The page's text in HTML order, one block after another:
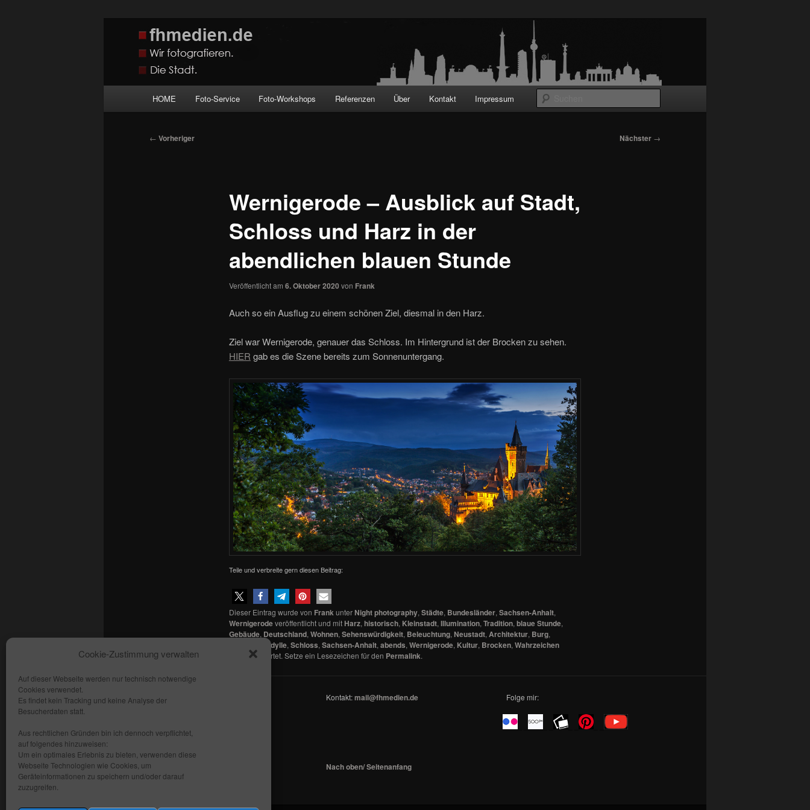
Cookie-Zustimmung verwalten
Auf dieser Webseite werden nur technisch notwendige
Cookies verwendet.
Es findet kein Tracking und keine Analyse der
Besucherdaten statt.
Aus rechtlichen Gründen bin ich dennoch verpflichtet,
auf folgendes hinzuweisen:
Um ein optimales Erlebnis zu bieten, verwenden diese
Webseite Technologien wie Cookies, um
Geräteinformationen zu speichern und/oder darauf
zuzugreifen.
fhmedien.de
Wir fotografieren die Hauptstadt!
HOME Foto-Service Foto-Workshops Referenzen Über Kontakt Impressum
Beitragsnavigation
← Vorheriger Nächster →
Wernigerode – Ausblick auf Stadt,
Schloss und Harz in der
abendlichen blauen Stunde
Veröffentlicht am 6. Oktober 2020 von Frank
Auch so ein Ausflug zu einem schönen Ziel, diesmal in den Harz.
Ziel war Wernigerode, genauer das Schloss. Im Hintergrund ist der Brocken zu sehen.
HIER gab es die Szene bereits zum Sonnenuntergang.
Teile und verbreite gern diesen Beitrag:
Dieser Eintrag wurde von Frankunter Night photography, Städte, Bundesländer, Sachsen-Anhalt,
Wernigerodeveröffentlicht und mit Harz, historisch, Kleinstadt, Illumination, Tradition, blaue Stunde,
Gebäude, Deutschland, Wohnen, Sehenswürdigkeit, Beleuchtung, Neustadt, Architektur, Burg,
Idylle, Schloss, Sachsen-Anhalt, abends, Wernigerode, Kultur, Brocken, Wahrzeichen
verschlagwortet. Setze ein Lesezeichen für den Permalink.
Copyright: fhmedien.de 2012 - 2026
Kontakt
Datenschutzerklärung
Impressum
Kontakt:mail@fhmedien.de
Nach oben/ Seitenanfang
Folge mir:
_ _ _ _ _ _